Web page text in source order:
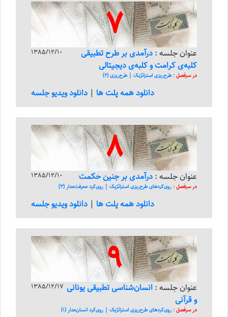
7
1385/12/10 عنوان جلسه : درآمدی بر طرح تطبیقی
کلبه‌ی کرامت و کلبه‌ی دیجیتالی
در سرفصل :طرح‌ریزی استراتژیک | طرح‌ریزی (2)
دانلود همه پلت ها | دانلود ویدیو جلسه
8
1385/12/10 عنوان جلسه : درآمدی بر جنین حکمت
در سرفصل : روی‌کرد‌های طرح‌ریزی استراتژیک | روی‌کرد معرفت‌مدار (3)
دانلود همه پلت ها | دانلود ویدیو جلسه
9
1385/12/17 عنوان جلسه : انسان‌شناسی تطبیقی یونانی
و قرآنی
در سرفصل : روی‌کرد‌های طرح‌ریزی استراتژیک | روی‌کرد انسان‌مدار (1)